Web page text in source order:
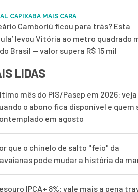
CAPIXABA MAIS CARA
Camboriú ficou para trás? Esta
levou Vitória ao metro quadrado
Brasil — valor supera R$ 15 mil
LIDAS
mês do PIS/Pasep em 2026: veja
o abono fica disponível e quem
em agosto
que o chinelo de salto "feio" da
pode mudar a história da
IPCA+ 8%: vale mais a pena